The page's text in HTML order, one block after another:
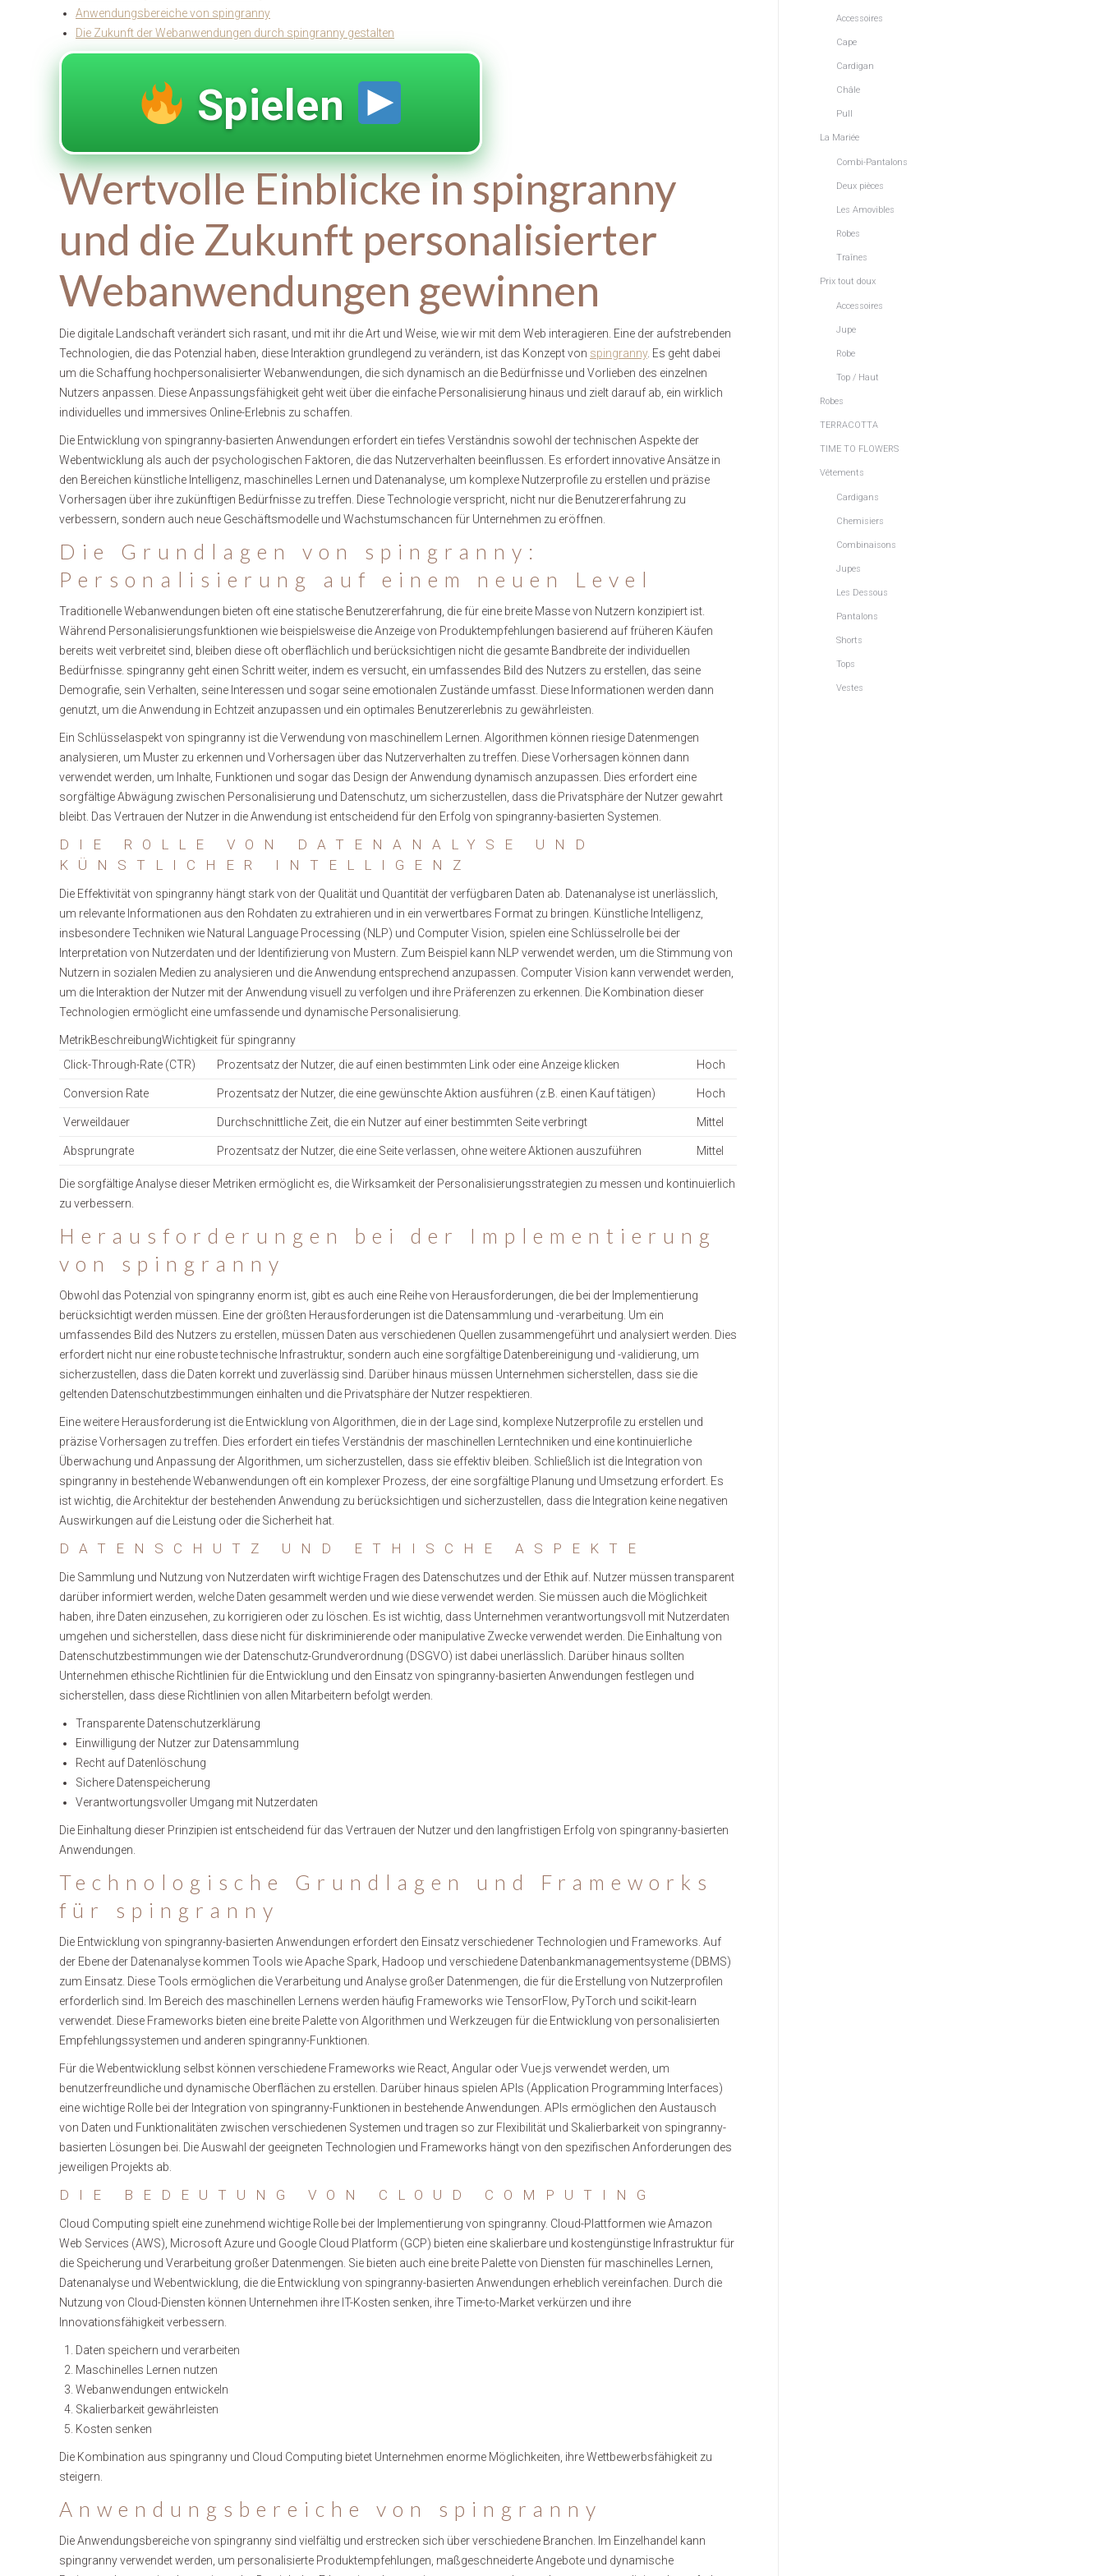
Anwendungsbereiche von spingranny
Die Zukunft der Webanwendungen durch spingranny gestalten
Spielen
Wertvolle Einblicke in spingranny
und die Zukunft personalisierter
Webanwendungen gewinnen
Die digitale Landschaft verändert sich rasant, und mit ihr die Art und Weise, wie wir mit dem Web interagieren. Eine der aufstrebenden
Technologien, die das Potenzial haben, diese Interaktion grundlegend zu verändern, ist das Konzept von spingranny. Es geht dabei
um die Schaffung hochpersonalisierter Webanwendungen, die sich dynamisch an die Bedürfnisse und Vorlieben des einzelnen
Nutzers anpassen. Diese Anpassungsfähigkeit geht weit über die einfache Personalisierung hinaus und zielt darauf ab, ein wirklich
individuelles und immersives Online-Erlebnis zu schaffen.
Die Entwicklung von spingranny-basierten Anwendungen erfordert ein tiefes Verständnis sowohl der technischen Aspekte der
Webentwicklung als auch der psychologischen Faktoren, die das Nutzerverhalten beeinflussen. Es erfordert innovative Ansätze in
den Bereichen künstliche Intelligenz, maschinelles Lernen und Datenanalyse, um komplexe Nutzerprofile zu erstellen und präzise
Vorhersagen über ihre zukünftigen Bedürfnisse zu treffen. Diese Technologie verspricht, nicht nur die Benutzererfahrung zu
verbessern, sondern auch neue Geschäftsmodelle und Wachstumschancen für Unternehmen zu eröffnen.
Die Grundlagen von spingranny:
Personalisierung auf einem neuen Level
Traditionelle Webanwendungen bieten oft eine statische Benutzererfahrung, die für eine breite Masse von Nutzern konzipiert ist.
Während Personalisierungsfunktionen wie beispielsweise die Anzeige von Produktempfehlungen basierend auf früheren Käufen
bereits weit verbreitet sind, bleiben diese oft oberflächlich und berücksichtigen nicht die gesamte Bandbreite der individuellen
Bedürfnisse. spingranny geht einen Schritt weiter, indem es versucht, ein umfassendes Bild des Nutzers zu erstellen, das seine
Demografie, sein Verhalten, seine Interessen und sogar seine emotionalen Zustände umfasst. Diese Informationen werden dann
genutzt, um die Anwendung in Echtzeit anzupassen und ein optimales Benutzererlebnis zu gewährleisten.
Ein Schlüsselaspekt von spingranny ist die Verwendung von maschinellem Lernen. Algorithmen können riesige Datenmengen
analysieren, um Muster zu erkennen und Vorhersagen über das Nutzerverhalten zu treffen. Diese Vorhersagen können dann
verwendet werden, um Inhalte, Funktionen und sogar das Design der Anwendung dynamisch anzupassen. Dies erfordert eine
sorgfältige Abwägung zwischen Personalisierung und Datenschutz, um sicherzustellen, dass die Privatsphäre der Nutzer gewahrt
bleibt. Das Vertrauen der Nutzer in die Anwendung ist entscheidend für den Erfolg von spingranny-basierten Systemen.
DIE ROLLE VON DATENANALYSE UND
KÜNSTLICHER INTELLIGENZ
Die Effektivität von spingranny hängt stark von der Qualität und Quantität der verfügbaren Daten ab. Datenanalyse ist unerlässlich,
um relevante Informationen aus den Rohdaten zu extrahieren und in ein verwertbares Format zu bringen. Künstliche Intelligenz,
insbesondere Techniken wie Natural Language Processing (NLP) und Computer Vision, spielen eine Schlüsselrolle bei der
Interpretation von Nutzerdaten und der Identifizierung von Mustern. Zum Beispiel kann NLP verwendet werden, um die Stimmung von
Nutzern in sozialen Medien zu analysieren und die Anwendung entsprechend anzupassen. Computer Vision kann verwendet werden,
um die Interaktion der Nutzer mit der Anwendung visuell zu verfolgen und ihre Präferenzen zu erkennen. Die Kombination dieser
Technologien ermöglicht eine umfassende und dynamische Personalisierung.
MetrikBeschreibungWichtigkeit für spingranny
Click-Through-Rate (CTR)
Prozentsatz der Nutzer, die auf einen bestimmten Link oder eine Anzeige klicken Hoch
Conversion Rate Prozentsatz der Nutzer, die eine gewünschte Aktion ausführen (z.B. einen Kauf tätigen) Hoch
Verweildauer Durchschnittliche Zeit, die ein Nutzer auf einer bestimmten Seite verbringt Mittel
Absprungrate Prozentsatz der Nutzer, die eine Seite verlassen, ohne weitere Aktionen auszuführen Mittel
Die sorgfältige Analyse dieser Metriken ermöglicht es, die Wirksamkeit der Personalisierungsstrategien zu messen und kontinuierlich
zu verbessern.
Herausforderungen bei der Implementierung
von spingranny
Obwohl das Potenzial von spingranny enorm ist, gibt es auch eine Reihe von Herausforderungen, die bei der Implementierung
berücksichtigt werden müssen. Eine der größten Herausforderungen ist die Datensammlung und -verarbeitung. Um ein
umfassendes Bild des Nutzers zu erstellen, müssen Daten aus verschiedenen Quellen zusammengeführt und analysiert werden. Dies
erfordert nicht nur eine robuste technische Infrastruktur, sondern auch eine sorgfältige Datenbereinigung und -validierung, um
sicherzustellen, dass die Daten korrekt und zuverlässig sind. Darüber hinaus müssen Unternehmen sicherstellen, dass sie die
geltenden Datenschutzbestimmungen einhalten und die Privatsphäre der Nutzer respektieren.
Eine weitere Herausforderung ist die Entwicklung von Algorithmen, die in der Lage sind, komplexe Nutzerprofile zu erstellen und
präzise Vorhersagen zu treffen. Dies erfordert ein tiefes Verständnis der maschinellen Lerntechniken und eine kontinuierliche
Überwachung und Anpassung der Algorithmen, um sicherzustellen, dass sie effektiv bleiben. Schließlich ist die Integration von
spingranny in bestehende Webanwendungen oft ein komplexer Prozess, der eine sorgfältige Planung und Umsetzung erfordert. Es
ist wichtig, die Architektur der bestehenden Anwendung zu berücksichtigen und sicherzustellen, dass die Integration keine negativen
Auswirkungen auf die Leistung oder die Sicherheit hat.
DATENSCHUTZ UND ETHISCHE ASPEKTE
Die Sammlung und Nutzung von Nutzerdaten wirft wichtige Fragen des Datenschutzes und der Ethik auf. Nutzer müssen transparent
darüber informiert werden, welche Daten gesammelt werden und wie diese verwendet werden. Sie müssen auch die Möglichkeit
haben, ihre Daten einzusehen, zu korrigieren oder zu löschen. Es ist wichtig, dass Unternehmen verantwortungsvoll mit Nutzerdaten
umgehen und sicherstellen, dass diese nicht für diskriminierende oder manipulative Zwecke verwendet werden. Die Einhaltung von
Datenschutzbestimmungen wie der Datenschutz-Grundverordnung (DSGVO) ist dabei unerlässlich. Darüber hinaus sollten
Unternehmen ethische Richtlinien für die Entwicklung und den Einsatz von spingranny-basierten Anwendungen festlegen und
sicherstellen, dass diese Richtlinien von allen Mitarbeitern befolgt werden.
Transparente Datenschutzerklärung
Einwilligung der Nutzer zur Datensammlung
Recht auf Datenlöschung
Sichere Datenspeicherung
Verantwortungsvoller Umgang mit Nutzerdaten
Die Einhaltung dieser Prinzipien ist entscheidend für das Vertrauen der Nutzer und den langfristigen Erfolg von spingranny-basierten
Anwendungen.
Technologische Grundlagen und Frameworks
für spingranny
Die Entwicklung von spingranny-basierten Anwendungen erfordert den Einsatz verschiedener Technologien und Frameworks. Auf
der Ebene der Datenanalyse kommen Tools wie Apache Spark, Hadoop und verschiedene Datenbankmanagementsysteme (DBMS)
zum Einsatz. Diese Tools ermöglichen die Verarbeitung und Analyse großer Datenmengen, die für die Erstellung von Nutzerprofilen
erforderlich sind. Im Bereich des maschinellen Lernens werden häufig Frameworks wie TensorFlow, PyTorch und scikit-learn
verwendet. Diese Frameworks bieten eine breite Palette von Algorithmen und Werkzeugen für die Entwicklung von personalisierten
Empfehlungssystemen und anderen spingranny-Funktionen.
Für die Webentwicklung selbst können verschiedene Frameworks wie React, Angular oder Vue.js verwendet werden, um
benutzerfreundliche und dynamische Oberflächen zu erstellen. Darüber hinaus spielen APIs (Application Programming Interfaces)
eine wichtige Rolle bei der Integration von spingranny-Funktionen in bestehende Anwendungen. APIs ermöglichen den Austausch
von Daten und Funktionalitäten zwischen verschiedenen Systemen und tragen so zur Flexibilität und Skalierbarkeit von spingranny-
basierten Lösungen bei. Die Auswahl der geeigneten Technologien und Frameworks hängt von den spezifischen Anforderungen des
jeweiligen Projekts ab.
DIE BEDEUTUNG VON CLOUD COMPUTING
Cloud Computing spielt eine zunehmend wichtige Rolle bei der Implementierung von spingranny. Cloud-Plattformen wie Amazon
Web Services (AWS), Microsoft Azure und Google Cloud Platform (GCP) bieten eine skalierbare und kostengünstige Infrastruktur für
die Speicherung und Verarbeitung großer Datenmengen. Sie bieten auch eine breite Palette von Diensten für maschinelles Lernen,
Datenanalyse und Webentwicklung, die die Entwicklung von spingranny-basierten Anwendungen erheblich vereinfachen. Durch die
Nutzung von Cloud-Diensten können Unternehmen ihre IT-Kosten senken, ihre Time-to-Market verkürzen und ihre
Innovationsfähigkeit verbessern.
Daten speichern und verarbeiten
Maschinelles Lernen nutzen
Webanwendungen entwickeln
Skalierbarkeit gewährleisten
Kosten senken
Die Kombination aus spingranny und Cloud Computing bietet Unternehmen enorme Möglichkeiten, ihre Wettbewerbsfähigkeit zu
steigern.
Anwendungsbereiche von spingranny
Die Anwendungsbereiche von spingranny sind vielfältig und erstrecken sich über verschiedene Branchen. Im Einzelhandel kann
spingranny verwendet werden, um personalisierte Produktempfehlungen, maßgeschneiderte Angebote und dynamische
Accessoires
Cape
Cardigan
Châle
Pull
La Mariée
Combi-Pantalons
Deux pièces
Les Amovibles
Robes
Traînes
Prix tout doux
Accessoires
Jupe
Robe
Top / Haut
Robes
TERRACOTTA
TIME TO FLOWERS
Vêtements
Cardigans
Chemisiers
Combinaisons
Jupes
Les Dessous
Pantalons
Shorts
Tops
Vestes